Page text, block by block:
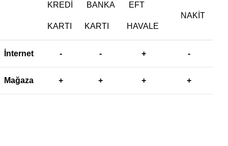
KREDI
KARTI
BANKA
KARTI
EFT
HAVALE
NAKIT
İnternet - - + -
Mağaza + + + +